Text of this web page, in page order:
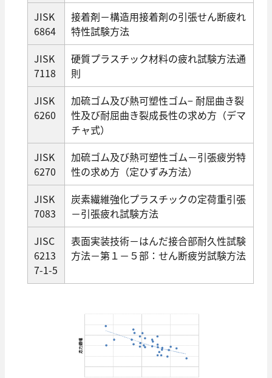
JISK
6864
接着剤－構造用接着剤の引張せん断疲れ
特性試験方法
JISK
7118
硬質プラスチック材料の疲れ試験方法通
則
JISK
6260
加硫ゴム及び熱可塑性ゴム− 耐屈曲き裂
性及び耐屈曲き裂成長性の求め方（デマ
チャ式）
JISK
6270
加硫ゴム及び熱可塑性ゴム－引張疲労特
性の求め方（定ひずみ方法）
JISK
7083
炭素繊維強化プラスチックの定荷重引張
－引張疲れ試験方法
JISC
6213
7-1-5
表面実装技術－はんだ接合部耐久性試験
方法－第１－５部：せん断疲労試験方法